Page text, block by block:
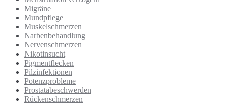
Migräne
Mundpflege
Muskelschmerzen
Narbenbehandlung
Nervenschmerzen
Nikotinsucht
Pigmentflecken
Pilzinfektionen
Potenzprobleme
Prostatabeschwerden
Rückenschmerzen